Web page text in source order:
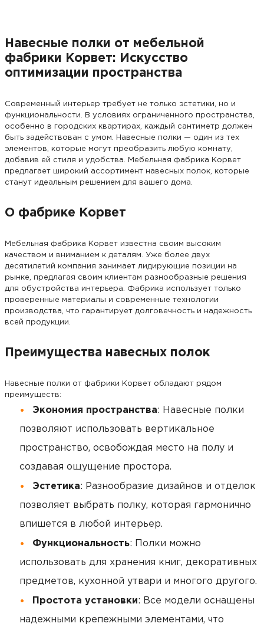
Навесные полки от мебельной
фабрики Корвет: Искусство
оптимизации пространства
Современный интерьер требует не только эстетики, но и
функциональности. В условиях ограниченного пространства,
особенно в городских квартирах, каждый сантиметр должен
быть задействован с умом. Навесные полки — один из тех
элементов, которые могут преобразить любую комнату,
добавив ей стиля и удобства. Мебельная фабрика Корвет
предлагает широкий ассортимент навесных полок, которые
станут идеальным решением для вашего дома.
О фабрике Корвет
Мебельная фабрика Корвет известна своим высоким
качеством и вниманием к деталям. Уже более двух
десятилетий компания занимает лидирующие позиции на
рынке, предлагая своим клиентам разнообразные решения
для обустройства интерьера. Фабрика использует только
проверенные материалы и современные технологии
производства, что гарантирует долговечность и надежность
всей продукции.
Преимущества навесных полок
Навесные полки от фабрики Корвет обладают рядом
преимуществ:
Экономия пространства: Навесные полки
позволяют использовать вертикальное
пространство, освобождая место на полу и
создавая ощущение простора.
Эстетика: Разнообразие дизайнов и отделок
позволяет выбрать полку, которая гармонично
впишется в любой интерьер.
Функциональность: Полки можно
использовать для хранения книг, декоративных
предметов, кухонной утвари и многого другого.
Простота установки: Все модели оснащены
надежными крепежными элементами, что